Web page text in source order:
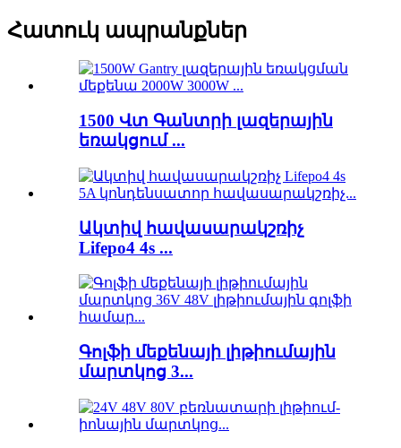
Հատուկ ապրանքներ
1500 Վտ Գանտրի լազերային
եռակցում ...
Ակտիվ հավասարակշռիչ
Lifepo4 4s ...
Գոլֆի մեքենայի լիթիումային
մարտկոց 3...